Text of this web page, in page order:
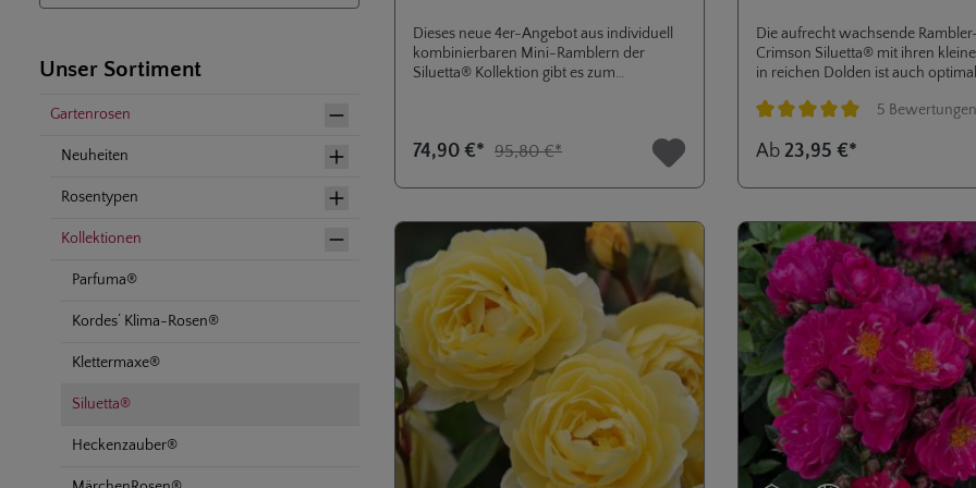
Unser Sortiment
Gartenrosen
Neuheiten
Rosentypen
Kollektionen
Parfuma®
Kordes‘ Klima-Rosen®
Klettermaxe®
Siluetta®
Heckenzauber®
Dieses neue 4er-Angebot aus individuell
kombinierbaren Mini-Ramblern der
Siluetta® Kollektion gibt es zum
Vorrat reicht.Einzelkauf: Siluetta®
74,90 €* 95,80 €*
Die aufrecht wachsende
Crimson Siluetta® mit ihren
in reichen Dolden ist auch
Durchschnittliche Bewertung von
5 Bewertungen
Ab 23,95 €*